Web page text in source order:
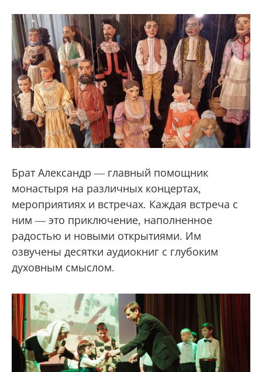
Брат Александр — главный помощник
монастыря на различных концертах,
мероприятиях и встречах. Каждая встреча с
ним — это приключение, наполненное
радостью и новыми открытиями. Им
озвучены десятки аудиокниг с глубоким
духовным смыслом.